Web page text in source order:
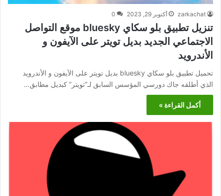
zarkachat أكتوبر 29, 2023 0
تنزيل تطبيق بلو سكاي bluesky موقع التواصل
الاجتماعي الجديد بديل تويتر على الآيفون و
الأندرويد
تحميل تطبيق بلو سكاي bluesky بديل تويتر على الآيفون و الأندرويد
الذي أطلقه جاك دورسي المؤسس السابق لـ”تويتر” كبديل مطابق…
أكمل القراءة »